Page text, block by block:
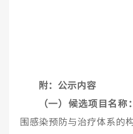
附：公示内容
（一） 候选项目名称：
围感染预防与治疗体系的